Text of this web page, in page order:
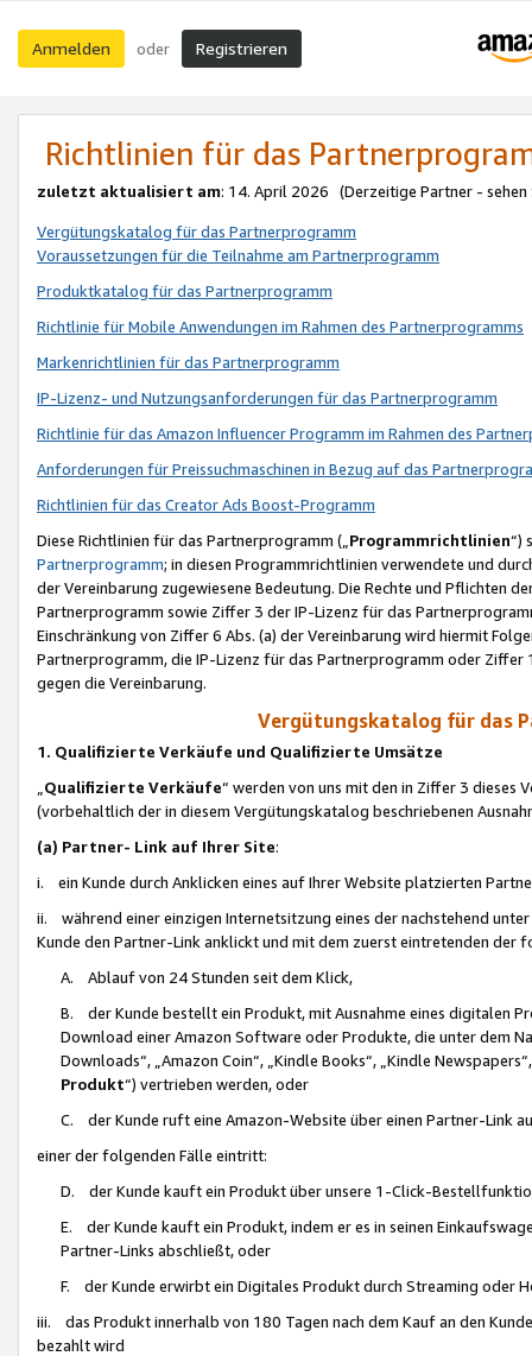
Anmelden oder Registrieren
Richtlinien für das
zuletzt aktualisiert am: 14. April 2026 (Derzeitige Partner - sehen
Vergütungskatalog für das Partnerprogramm
Voraussetzungen für die Teilnahme am Partnerprogramm
Produktkatalog für das Partnerprogramm
Richtlinie für Mobile Anwendungen im Rahmen des Partnerprogramms
Markenrichtlinien für das Partnerprogramm
IP-Lizenz- und Nutzungsanforderungen für das Partnerprogramm
Richtlinie für das Amazon Influencer Programm im Rahmen des
Anforderungen für Preissuchmaschinen in Bezug auf das
Richtlinien für das Creator Ads Boost-Programm
Diese Richtlinien für das Partnerprogramm („Programmrichtlinien“)
Partnerprogramm; in diesen Programmrichtlinien verwendete und
der Vereinbarung zugewiesene Bedeutung. Die Rechte und Pflichten
Partnerprogramm sowie Ziffer 3 der IP-Lizenz für das
Einschränkung von Ziffer 6 Abs. (a) der Vereinbarung wird hiermit
Partnerprogramm, die IP-Lizenz für das Partnerprogramm oder
gegen die Vereinbarung.
Vergütungskatalog für das
1. Qualifizierte Verkäufe und Qualifizierte Umsätze
Qualifizierte Verkäufe“ werden von uns mit den in Ziffer 3
(vorbehaltlich der in diesem Vergütungskatalog beschriebenen
(a) Partner- Link auf Ihrer Site:
i. ein Kunde durch Anklicken eines auf Ihrer Website platzierten
ii. während einer einzigen Internetsitzung eines der nachstehend
Kunde den Partner-Link anklickt und mit dem zuerst eintretenden der
A. Ablauf von 24 Stunden seit dem Klick,
B. der Kunde bestellt ein Produkt, mit Ausnahme eines digitalen
Download einer Amazon Software oder Produkte, die unter dem
Downloads“, „Amazon Coin“, „Kindle Books“, „Kindle
Produkt“) vertrieben werden, oder
C. der Kunde ruft eine Amazon-Website über einen Partner-Link
einer der folgenden Fälle eintritt:
D. der Kunde kauft ein Produkt über unsere 1-Click-
E. der Kunde kauft ein Produkt, indem er es in seinen
Partner-Links abschließt, oder
F. der Kunde erwirbt ein Digitales Produkt durch Streaming oder
iii. das Produkt innerhalb von 180 Tagen nach dem Kauf an den
bezahlt wird